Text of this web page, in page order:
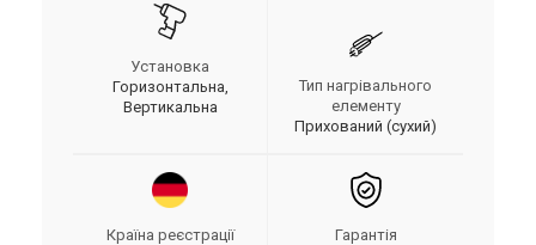
Установка
Горизонтальна,
Вертикальна
Тип нагрівального
елементу
Прихований (сухий)
Країна реєстрації
Гарантія